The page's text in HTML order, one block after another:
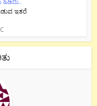
ಹಿಡಿದು..
ಇತರೆ